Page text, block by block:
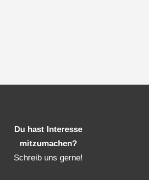
Du hast Interesse
mitzumachen?
Schreib uns gerne!